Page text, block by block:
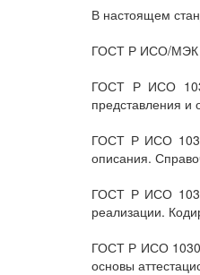
В настоящем
ГОСТ Р ИСО/МЭК
ГОСТ Р ИСО
представления
ГОСТ Р ИСО
описания.
ГОСТ Р ИСО
реализации.
ГОСТ Р ИСО
основы